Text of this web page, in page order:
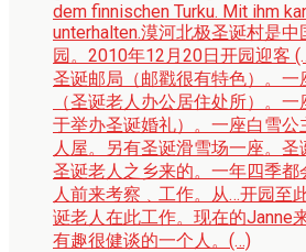
dem finnischen Turku. Mit ihm
unterhalten.漠河北极圣诞村是中
园。2010年12月20日开园迎客
圣诞邮局（邮戳很有特色）。一
（圣诞老人办公居住处所）。
于举办圣诞婚礼）。一座白雪公
人屋。另有圣诞滑雪场一座。
圣诞老人之乡来的。一年四季都
人前来考察﹑工作。从…开园至
诞老人在此工作。现在的Janne
有趣很健谈的一个人。(…)